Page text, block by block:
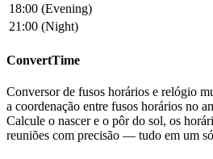
18:00 (Evening)
21:00 (Night)
ConvertTime
Conversor de fusos horários e relógio
a coordenação entre fusos horários no
Calcule o nascer e o pôr do sol, os
reuniões com precisão — tudo em um